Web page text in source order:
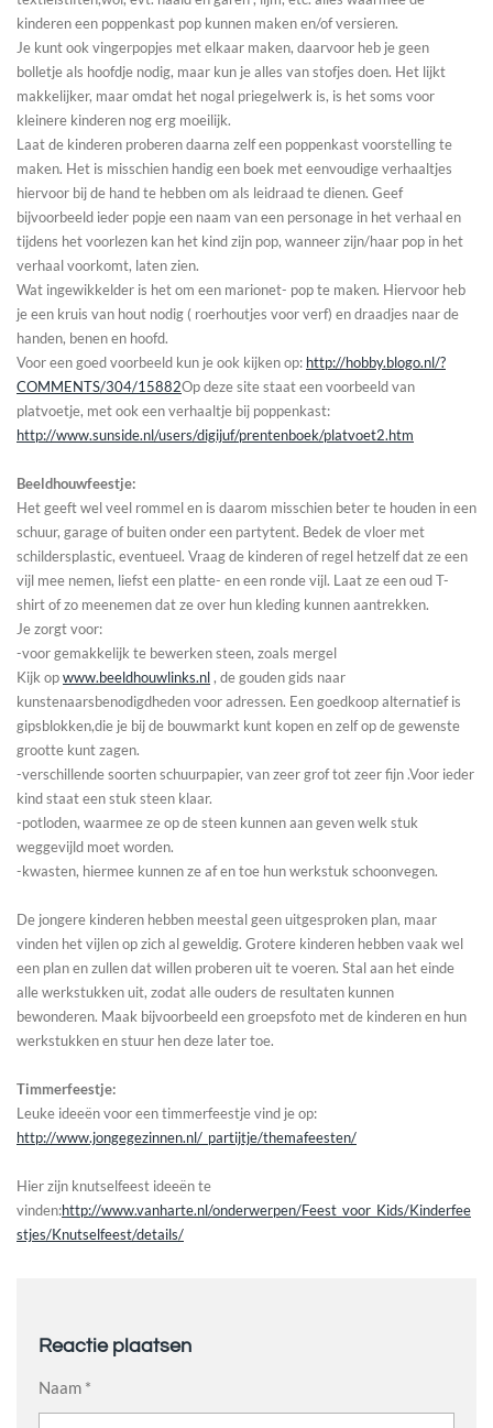
kinderen een poppenkast pop kunnen maken en/of versieren.
Je kunt ook vingerpopjes met elkaar maken, daarvoor heb je geen
bolletje als hoofdje nodig, maar kun je alles van stofjes doen. Het lijkt
makkelijker, maar omdat het nogal priegelwerk is, is het soms voor
kleinere kinderen nog erg moeilijk.
Laat de kinderen proberen daarna zelf een poppenkast voorstelling te
maken. Het is misschien handig een boek met eenvoudige verhaaltjes
hiervoor bij de hand te hebben om als leidraad te dienen. Geef
bijvoorbeeld ieder popje een naam van een personage in het verhaal en
tijdens het voorlezen kan het kind zijn pop, wanneer zijn/haar pop in het
verhaal voorkomt, laten zien.
Wat ingewikkelder is het om een marionet- pop te maken. Hiervoor heb
je een kruis van hout nodig ( roerhoutjes voor verf) en draadjes naar de
handen, benen en hoofd.
Voor een goed voorbeeld kun je ook kijken op: http://hobby.blogo.nl/?
COMMENTS/304/15882Op deze site staat een voorbeeld van
platvoetje, met ook een verhaaltje bij poppenkast:
http://www.sunside.nl/users/digijuf/prentenboek/platvoet2.htm
Beeldhouwfeestje:
Het geeft wel veel rommel en is daarom misschien beter te houden in een
schuur, garage of buiten onder een partytent. Bedek de vloer met
schildersplastic, eventueel. Vraag de kinderen of regel hetzelf dat ze een
vijl mee nemen, liefst een platte- en een ronde vijl. Laat ze een oud T-
shirt of zo meenemen dat ze over hun kleding kunnen aantrekken.
Je zorgt voor:
-voor gemakkelijk te bewerken steen, zoals mergel
Kijk opwww.beeldhouwlinks.nl, de gouden gids naar
kunstenaarsbenodigdheden voor adressen. Een goedkoop alternatief is
gipsblokken,die je bij de bouwmarkt kunt kopen en zelf op de gewenste
grootte kunt zagen.
-verschillende soorten schuurpapier, van zeer grof tot zeer fijn .Voor ieder
kind staat een stuk steen klaar.
-potloden, waarmee ze op de steen kunnen aan geven welk stuk
weggevijld moet worden.
-kwasten, hiermee kunnen ze af en toe hun werkstuk schoonvegen.
De jongere kinderen hebben meestal geen uitgesproken plan, maar
vinden het vijlen op zich al geweldig. Grotere kinderen hebben vaak wel
een plan en zullen dat willen proberen uit te voeren. Stal aan het einde
alle werkstukken uit, zodat alle ouders de resultaten kunnen
bewonderen. Maak bijvoorbeeld een groepsfoto met de kinderen en hun
werkstukken en stuur hen deze later toe.
Timmerfeestje:
Leuke ideeën voor een timmerfeestje vind je op:
http://www.jongegezinnen.nl/_partijtje/themafeesten/
Hier zijn knutselfeest ideeën te
vinden:http://www.vanharte.nl/onderwerpen/Feest_voor_Kids/Kinderfee
stjes/Knutselfeest/details/
Reactie plaatsen
Naam *